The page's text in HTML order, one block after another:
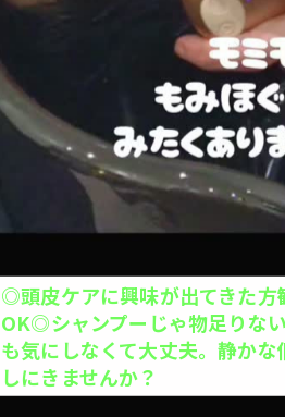
【小説】今週の1冊
hairsalonhomeでは、髪を整
す(´▽`)今週ご紹介するのは
ルに“球”とあ…
当日予約
クーポン一覧は
◎頭皮ケアに興味が出てきた
OK◎シャンプーじゃ物足りな
も気にしなくて大丈夫。静か
しにきませんか？
大人1人＋お子さん1人orお子
の1人で座れるか挑戦を応援◎
応援◎座れない子抱っこOK※
場合お断り。計2名の予約がで